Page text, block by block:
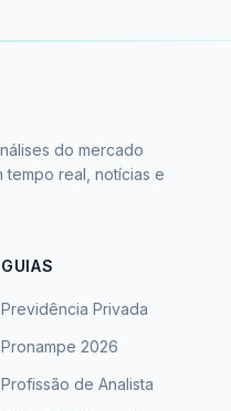
do mercado
tempo real, notícias e
GUIAS
Previdência Privada
Pronampe 2026
Profissão de Analista